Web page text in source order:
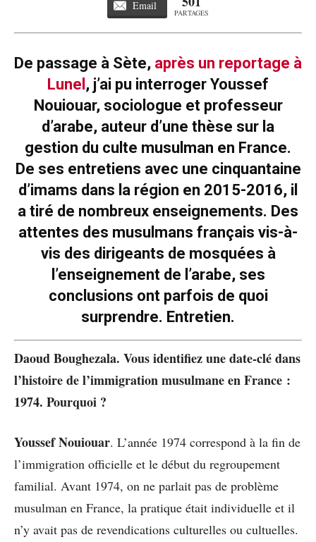
Email
PARTAGES
De passage à Sète, après un reportage à
Lunel , j’ai pu interroger Youssef
Nouiouar, sociologue et professeur
d’arabe, auteur d’une thèse sur la
gestion du culte musulman en France.
De ses entretiens avec une cinquantaine
d’imams dans la région en 2015-2016, il
a tiré de nombreux enseignements. Des
attentes des musulmans français vis-à-
vis des dirigeants de mosquées à
l’enseignement de l’arabe, ses
conclusions ont parfois de quoi
surprendre. Entretien.
Daoud Boughezala. Vous identifiez une date-clé dans
l’histoire de l’immigration musulmane en France :
1974. Pourquoi ?
Youssef Nouiouar. L’année 1974 correspond à la fin de
l’immigration officielle et le début du regroupement
familial. Avant 1974, on ne parlait pas de problème
musulman en France, la pratique était individuelle et il
n’y avait pas de revendications culturelles ou cultuelles.